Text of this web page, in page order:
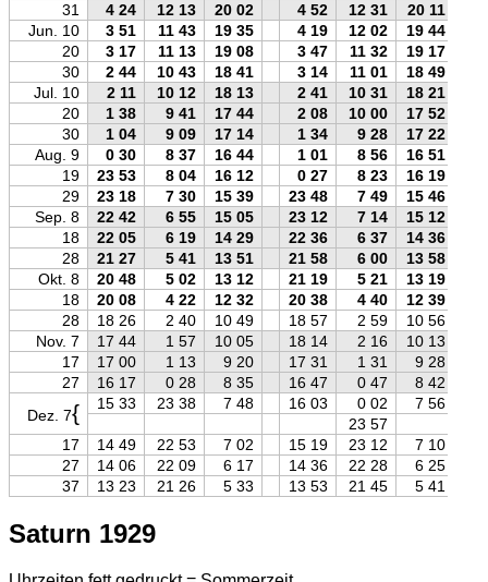
31
4 24 12 13 20 02 4 52 12 31
20 11
Jun. 10
3 51 11 43 19 35 4 19 12 02
19 44
20
3 17 11 13 19 08 3 47 11 32
19 17
30
2 44 10 43 18 41 3 14 11 01
18 49
Jul. 10
2 11 10 12 18 13 2 41 10 31
18 21
20
1 38 9 41 17 44 2 08 10 00
17 52
30
1 04 9 09 17 14 1 34 9 28
17 22
Aug. 9
0 30 8 37 16 44 1 01 8 56
16 51
19
23 53 8 04 16 12 0 27 8 23
16 19
29
23 18 7 30 15 39 23 48 7 49 15 46
Sep. 8
22 42 6 55 15 05 23 12 7 14 15 12
18
22 05 6 19 14 29 22 36 6 37 14 36
28
21 27 5 41 13 51 21 58 6 00 13 58
Okt. 8
20 48 5 02 13 12 21 19 5 21 13 19
18
20 08 4 22 12 32 20 38 4 40 12 39
28
18 26 2 40 10 49 18 57 2 59 10 56
Nov. 7
17 44 1 57 10 05 18 14 2 16 10 13
17
17 00 1 13 9 20 17 31 1 31 9 28
27
16 17 0 28 8 35 16 47 0 47 8 42
Dez. 7{ 15 33 23 38 7 48 16 03 0 02 7 56
23 57
17
14 49 22 53 7 02 15 19 23 12 7 10
27
14 06 22 09 6 17 14 36 22 28 6 25
37
13 23 21 26 5 33 13 53 21 45 5 41
Saturn 1929